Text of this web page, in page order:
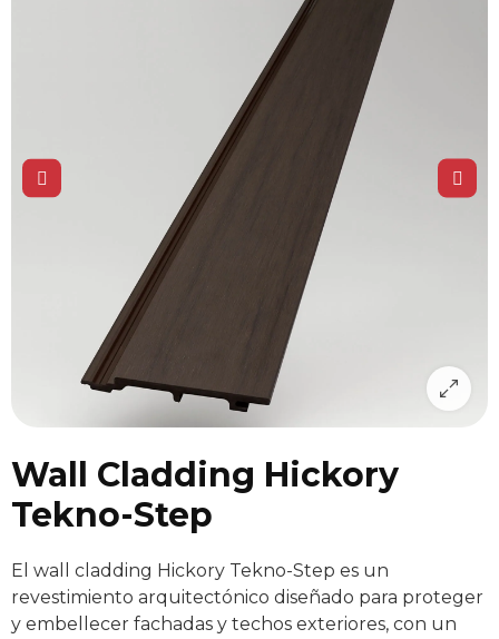
Wall Cladding Hickory
Tekno-Step
El wall cladding Hickory Tekno-Step es un
revestimiento arquitectónico diseñado para proteger
y embellecer fachadas y techos exteriores, con un